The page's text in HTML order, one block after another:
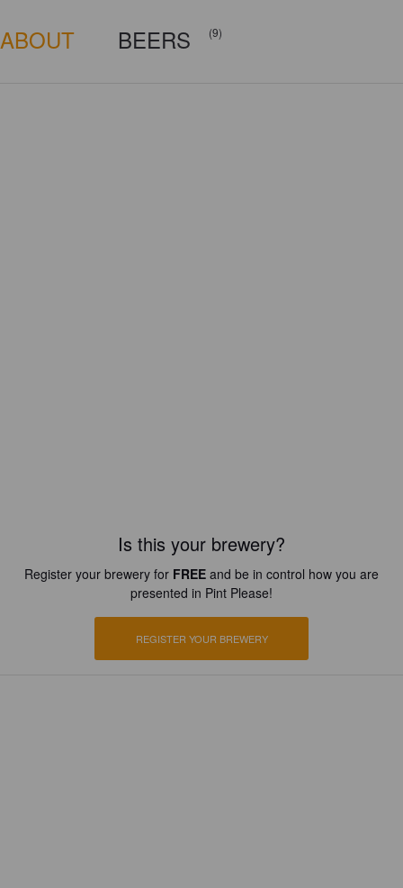
ABOUT BEERS (9)
Is this your brewery?
Register your brewery for FREE and be in control how you are
presented in Pint Please!
REGISTER YOUR BREWERY